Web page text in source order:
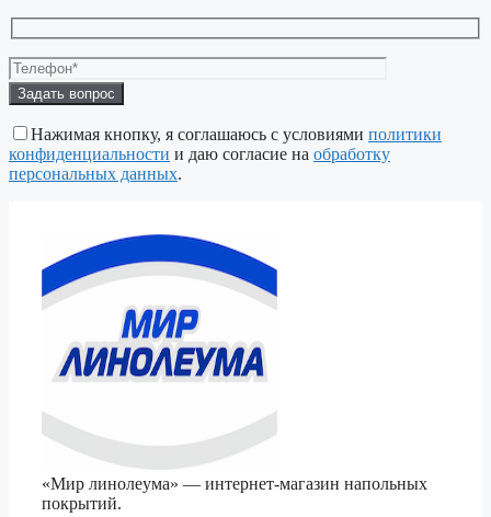
Оставьте
это
поле
пустым.
Нажимая кнопку, я соглашаюсь с условиями политики
конфиденциальности и даю согласие на обработку
персональных данных.
«Мир линолеума» — интернет-магазин напольных
покрытий.